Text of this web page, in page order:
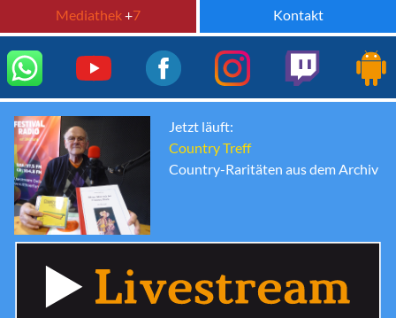
Mediathek+7 Kontakt
Jetzt läuft:
Country Treff
Country-Raritäten aus dem Archiv